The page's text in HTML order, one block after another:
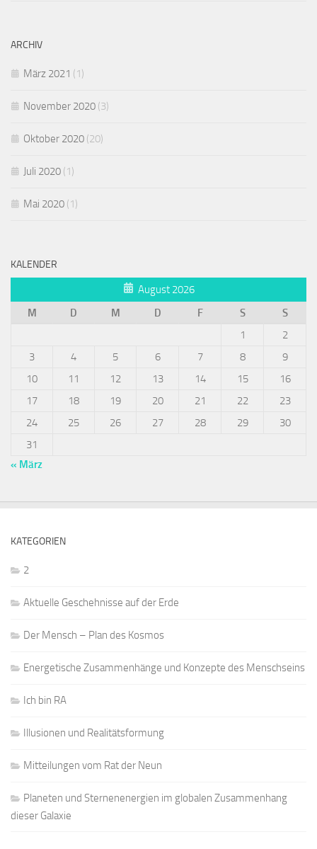
ARCHIV
März 2021 (1)
November 2020 (3)
Oktober 2020 (20)
Juli 2020 (1)
Mai 2020 (1)
KALENDER
August 2026
M
D M D F S
S
1
2
3
4 5 6 7 8
9
10
11 12 13 14 15
16
17
18 19 20 21 22
23
24
25 26 27 28 29
30
31
« März
KATEGORIEN
2
Aktuelle Geschehnisse auf der Erde
Der Mensch – Plan des Kosmos
Energetische Zusammenhänge und Konzepte des Menschseins
Ich bin RA
Illusionen und Realitätsformung
Mitteilungen vom Rat der Neun
Planeten und Sternenenergien im globalen Zusammenhang
dieser Galaxie